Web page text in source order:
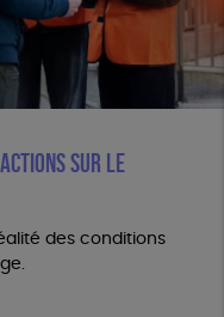
sur le
des conditions